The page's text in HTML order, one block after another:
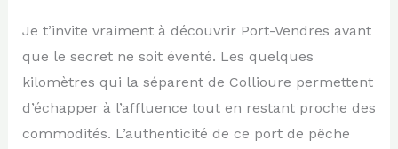
Je t’invite vraiment à découvrir Port-Vendres avant
que le secret ne soit éventé. Les quelques
kilomètres qui la séparent de Collioure permettent
d’échapper à l’affluence tout en restant proche des
commodités. L’authenticité de ce port de pêche